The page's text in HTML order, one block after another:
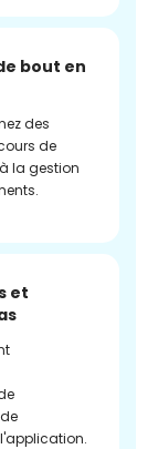
bout en
des
de
la gestion
et